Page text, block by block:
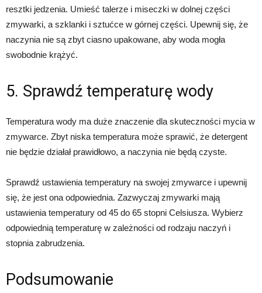
resztki jedzenia. Umieść talerze i miseczki w dolnej części
zmywarki, a szklanki i sztućce w górnej części. Upewnij się, że
naczynia nie są zbyt ciasno upakowane, aby woda mogła
swobodnie krążyć.
5. Sprawdź temperaturę wody
Temperatura wody ma duże znaczenie dla skuteczności mycia w
zmywarce. Zbyt niska temperatura może sprawić, że detergent
nie będzie działał prawidłowo, a naczynia nie będą czyste.
Sprawdź ustawienia temperatury na swojej zmywarce i upewnij
się, że jest ona odpowiednia. Zazwyczaj zmywarki mają
ustawienia temperatury od 45 do 65 stopni Celsiusza. Wybierz
odpowiednią temperaturę w zależności od rodzaju naczyń i
stopnia zabrudzenia.
Podsumowanie